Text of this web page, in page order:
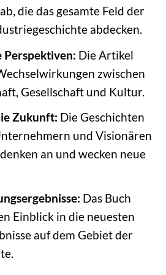
die das gesamte Feld der
abdecken.
Die Artikel
zwischen
Gesellschaft und Kultur.
Zukunft: Die Geschichten
und Visionären
an und wecken neue
Das Buch
Einblick in die neuesten
auf dem Gebiet der